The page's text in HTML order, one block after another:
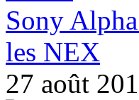
Sony
les NEX
27 août